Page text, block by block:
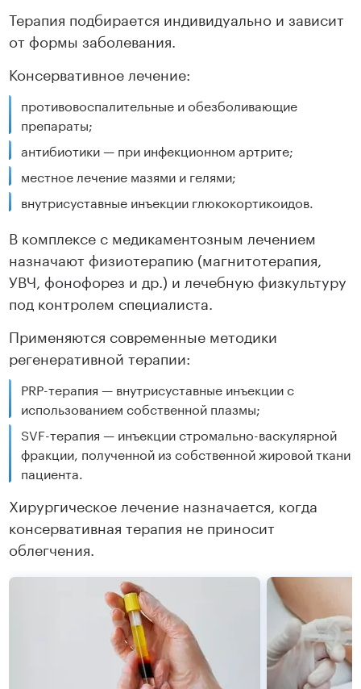
Терапия подбирается индивидуально и зависит
от формы заболевания.
Консервативное лечение:
противовоспалительные и обезболивающие
препараты;
антибиотики — при инфекционном артрите;
местное лечение мазями и гелями;
внутрисуставные инъекции глюкокортикоидов.
В комплексе с медикаментозным лечением
назначают физиотерапию (магнитотерапия,
УВЧ, фонофорез и др.) и лечебную физкультуру
под контролем специалиста.
Применяются современные методики
регенеративной терапии:
PRP-терапия — внутрисуставные инъекции с
использованием собственной плазмы;
SVF-терапия — инъекции стромально-васкулярной
фракции, полученной из собственной жировой ткани
пациента.
Хирургическое лечение назначается, когда
консервативная терапия не приносит
облегчения.